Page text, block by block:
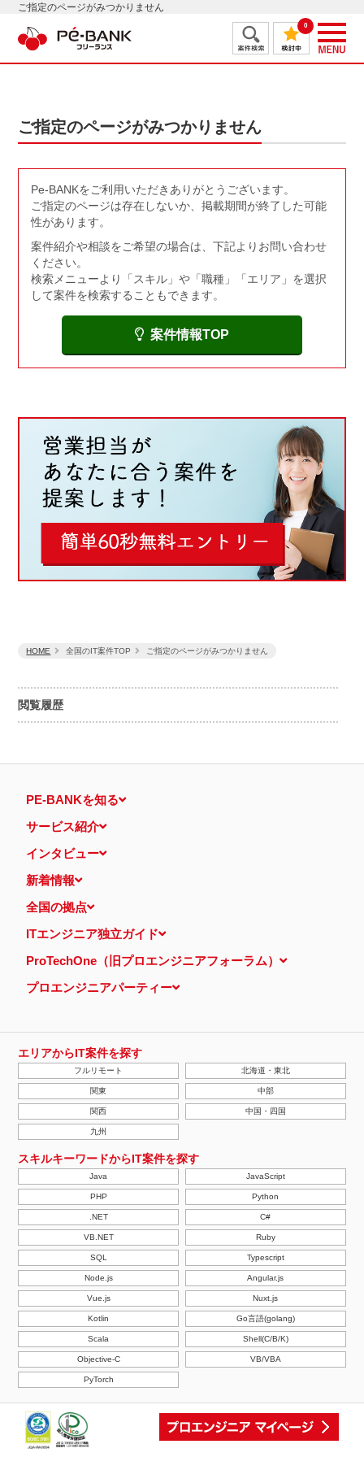
ご指定のページがみつかりません
0
閲覧履歴
HOME 全国のIT案件TOP ご指定のページがみつかりません
ご指定のページがみつかりません
Pe-BANKをご利用いただきありがとうございます。
ご指定のページは存在しないか、掲載期間が終了した可能
性があります。
案件紹介や相談をご希望の場合は、下記よりお問い合わせ
ください。
検索メニューより「スキル」や「職種」「エリア」を選択
して案件を検索することもできます。
案件情報TOP
PE-BANKを知る
サービス紹介
インタビュー
新着情報
全国の拠点
ITエンジニア独立ガイド
ProTechOne（旧プロエンジニアフォーラム）
プロエンジニアパーティー
エリアからIT案件を探す
フルリモート 北海道・東北
関東 中部
関西 中国・四国
九州
スキルキーワードからIT案件を探す
Java JavaScript
PHP Python
.NET C#
VB.NET Ruby
SQL Typescript
Node.js Angular.js
Vue.js Nuxt.js
Kotlin Go言語(golang)
Scala Shell(C/B/K)
Objective-C VB/VBA
PyTorch